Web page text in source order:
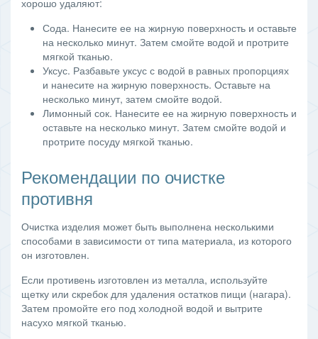
хорошо удаляют:
Сода. Нанесите ее на жирную поверхность и оставьте
на несколько минут. Затем смойте водой и протрите
мягкой тканью.
Уксус. Разбавьте уксус с водой в равных пропорциях
и нанесите на жирную поверхность. Оставьте на
несколько минут, затем смойте водой.
Лимонный сок. Нанесите ее на жирную поверхность и
оставьте на несколько минут. Затем смойте водой и
протрите посуду мягкой тканью.
Рекомендации по очистке
противня
Очистка изделия может быть выполнена несколькими
способами в зависимости от типа материала, из которого
он изготовлен.
Если противень изготовлен из металла, используйте
щетку или скребок для удаления остатков пищи (нагара).
Затем промойте его под холодной водой и вытрите
насухо мягкой тканью.